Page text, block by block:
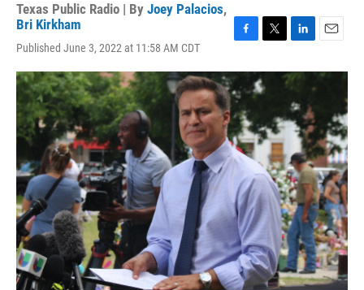
Texas Public Radio | By Joey Palacios,
Bri Kirkham
Published June 3, 2022 at 11:58 AM CDT
c
e
b
o
o
k
i
t
e
r
n
k
e
d
I
n
a